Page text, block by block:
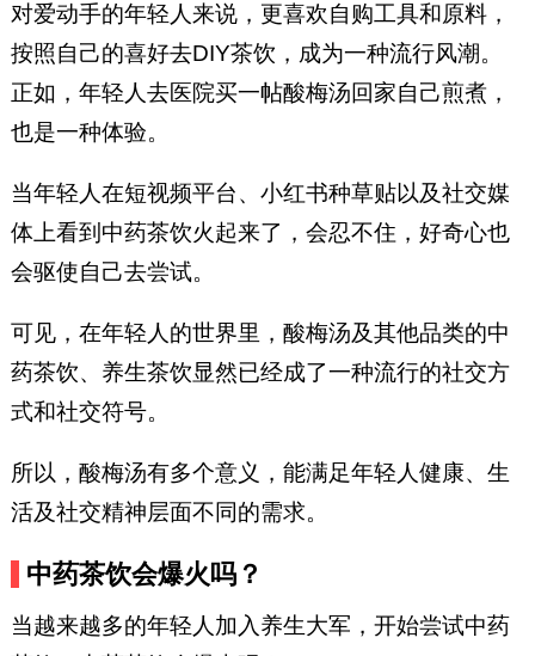
对爱动手的年轻人来说，更喜欢自购工具和原料，
按照自己的喜好去DIY茶饮，成为一种流行风潮。
正如，年轻人去医院买一帖酸梅汤回家自己煎煮，
也是一种体验。
当年轻人在短视频平台、小红书种草贴以及社交媒
体上看到中药茶饮火起来了，会忍不住，好奇心也
会驱使自己去尝试。
可见，在年轻人的世界里，酸梅汤及其他品类的中
药茶饮、养生茶饮显然已经成了一种流行的社交方
式和社交符号。
所以，酸梅汤有多个意义，能满足年轻人健康、生
活及社交精神层面不同的需求。
中药茶饮会爆火吗？
当越来越多的年轻人加入养生大军，开始尝试中药